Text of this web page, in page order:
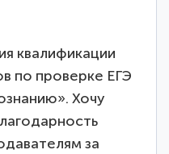
квалификации
по проверке ЕГЭ
Хочу
за